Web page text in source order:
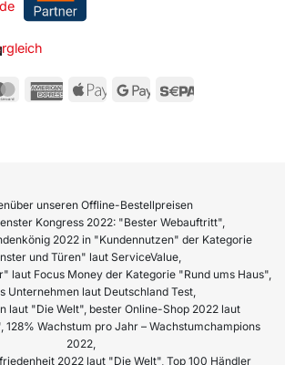
unseren Offline-Bestellpreisen
Kongress 2022: "Bester Webauftritt",
2022 in "Kundennutzen" der Kategorie
und Türen" laut ServiceValue,
laut Focus Money der Kategorie "Rund ums Haus",
Unternehmen laut Deutschland Test,
laut "Die Welt", bester Online-Shop 2022 laut
128% Wachstum pro Jahr – Wachstumchampions
2022,
2022 laut "Die Welt", Top 100 Händler